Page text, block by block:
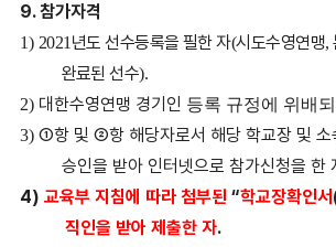
9.참가자격
1) 2021 년도 선수등록을 필한 자(시도수영연맹,
완료된 선수).
2) 대한수영연맹 경기인 등록 규정에 위배
3) ①항 및 ②항 해당자로서 해당 학교장 및 소
승인을 받아 인터넷으로 참가신청을 한
4) 교육부 지침에 따라 첨부된 “학교장확인서
직인을 받아 제출한 자.